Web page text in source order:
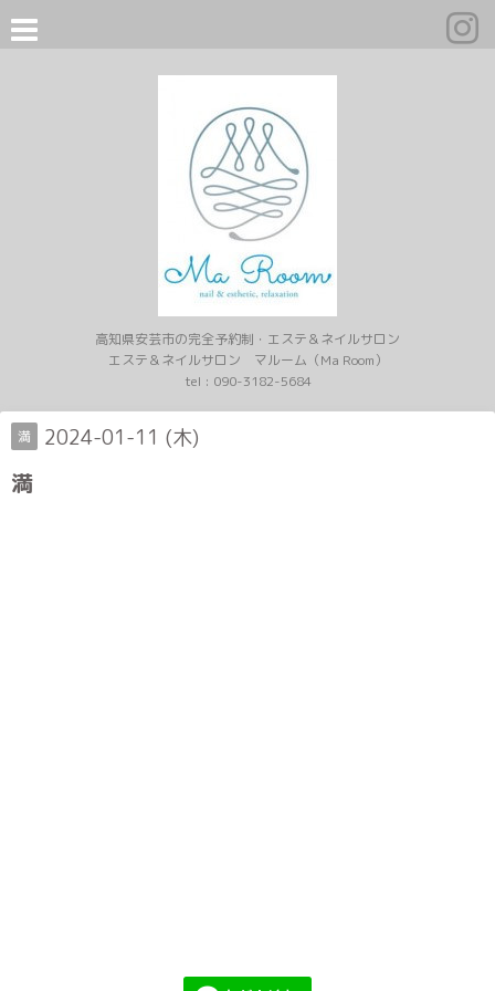
高知県安芸市の完全予約制・エステ＆ネイルサロン
エステ＆ネイルサロン マルーム（Ma Room）
tel : 090-3182-5684
満 2024-01-11 (木)
満